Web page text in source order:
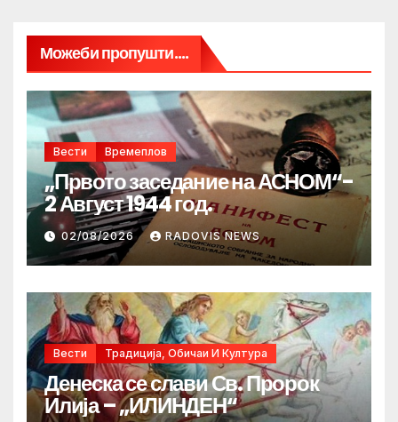
Можеби пропушти....
Вести Времеплов
„Првото заседание на АСНОМ“-
2 Август 1944 год.
02/08/2026 RADOVIS NEWS
Вести Традиција, Обичаи И Култура
Денеска се слави Св. Пророк
Илија – „ИЛИНДЕН“